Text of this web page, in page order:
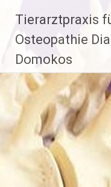
Inhalt
springen
Tierarztpraxis
Osteopathie
Domokos